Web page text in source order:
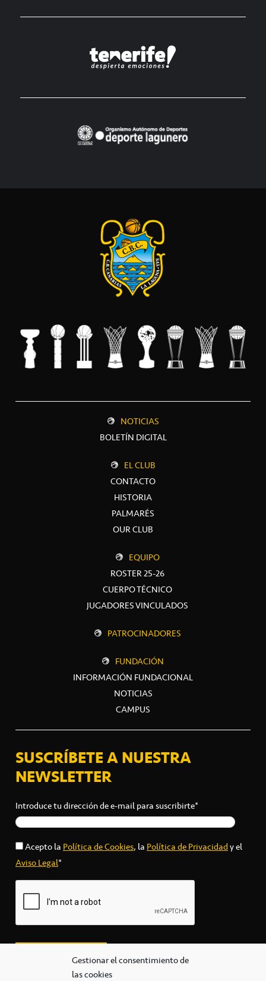
Gestionar el consentimiento de
las cookies
NOTICIAS
BOLETÍN DIGITAL
EL CLUB
CONTACTO
HISTORIA
PALMARÉS
OUR CLUB
EQUIPO
ROSTER 25-26
CUERPO TÉCNICO
JUGADORES VINCULADOS
PATROCINADORES
FUNDACIÓN
INFORMACIÓN FUNDACIONAL
NOTICIAS
CAMPUS
SUSCRÍBETE A NUESTRA
NEWSLETTER
Introduce tu dirección de e-mail para suscribirte*
Acepto laPolítica de Cookies, laPolítica de Privacidady el
Aviso Legal*